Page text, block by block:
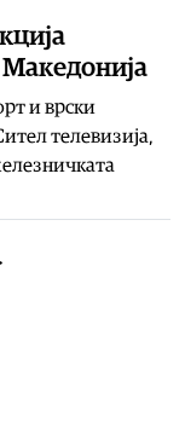
и врски
телевизија,